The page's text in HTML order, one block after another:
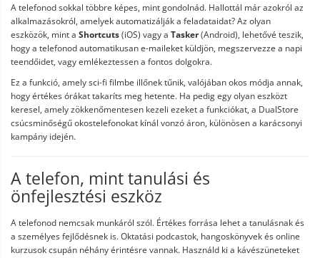
A telefonod sokkal többre képes, mint gondolnád. Hallottál már azokról az
alkalmazásokról, amelyek automatizálják a feladataidat? Az olyan
eszközök, mint a Shortcuts(iOS) vagy a Tasker(Android), lehetővé teszik,
hogy a telefonod automatikusan e-maileket küldjön, megszervezze a napi
teendőidet, vagy emlékeztessen a fontos dolgokra.
Ez a funkció, amely sci-fi filmbe illőnek tűnik, valójában okos módja annak,
hogy értékes órákat takaríts meg hetente. Ha pedig egy olyan eszközt
keresel, amely zökkenőmentesen kezeli ezeket a funkciókat, a DualStore
csúcsminőségű okostelefonokat kínál vonzó áron, különösen a karácsonyi
kampány idején.
A telefon, mint tanulási és
önfejlesztési eszköz
A telefonod nemcsak munkáról szól. Értékes forrása lehet a tanulásnak és
a személyes fejlődésnek is. Oktatási podcastok, hangoskönyvek és online
kurzusok csupán néhány érintésre vannak. Használd ki a kávészüneteket